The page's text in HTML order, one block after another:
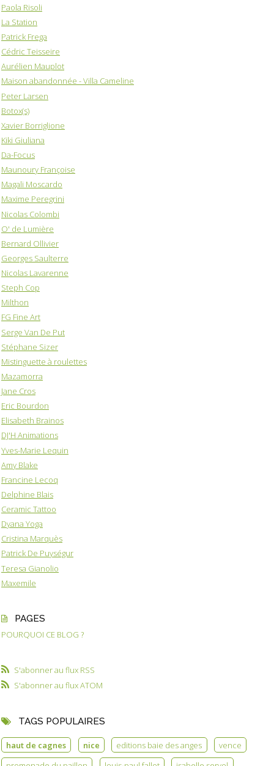
Paola Risoli
La Station
Patrick Frega
Cédric Teisseire
Aurélien Mauplot
Maison abandonnée - Villa Cameline
Peter Larsen
Botox(s)
Xavier Borriglione
Kiki Giuliana
Da-Focus
Maunoury Françoise
Magali Moscardo
Maxime Peregrini
Nicolas Colombi
O' de Lumière
Bernard Ollivier
Georges Saulterre
Nicolas Lavarenne
Steph Cop
Milthon
FG Fine Art
Serge Van De Put
Stéphane Sizer
Mistinguette à roulettes
Mazamorra
Jane Cros
Eric Bourdon
Elisabeth Brainos
DJ'H Animations
Yves-Marie Lequin
Amy Blake
Francine Lecoq
Delphine Blais
Ceramic Tattoo
Dyana Yoga
Cristina Marquès
Patrick De Puységur
Teresa Gianolio
Maxemile
PAGES
POURQUOI CE BLOG ?
S'abonner au flux RSS
S'abonner au flux ATOM
TAGS POPULAIRES
haut de cagnes nice editions baie des anges
vence